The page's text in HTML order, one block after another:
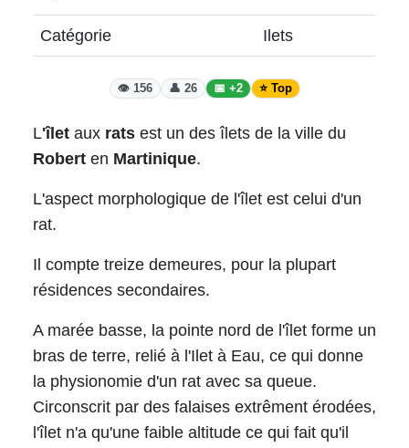
Catégorie Ilets
👁️ 156 👤 26 📅 +2 ⭐ Top
L'îlet aux rats est un des îlets de la ville du
Robert en Martinique.
L'aspect morphologique de l'îlet est celui d'un
rat.
Il compte treize demeures, pour la plupart
résidences secondaires.
A marée basse, la pointe nord de l'îlet forme un
bras de terre, relié à l'Ilet à Eau, ce qui donne
la physionomie d'un rat avec sa queue.
Circonscrit par des falaises extrêment érodées,
l'îlet n'a qu'une faible altitude ce qui fait qu'il